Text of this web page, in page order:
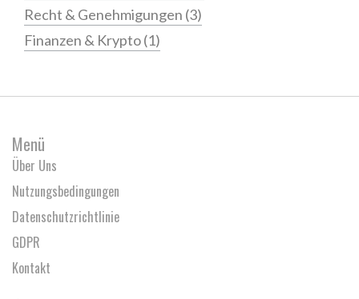
Recht & Genehmigungen (3)
Finanzen & Krypto(1)
Menü
Über Uns
Nutzungsbedingungen
Datenschutzrichtlinie
GDPR
Kontakt